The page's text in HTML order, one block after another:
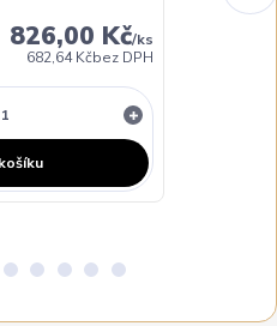
826,00 Kč/ks
682,64 Kčbez DPH